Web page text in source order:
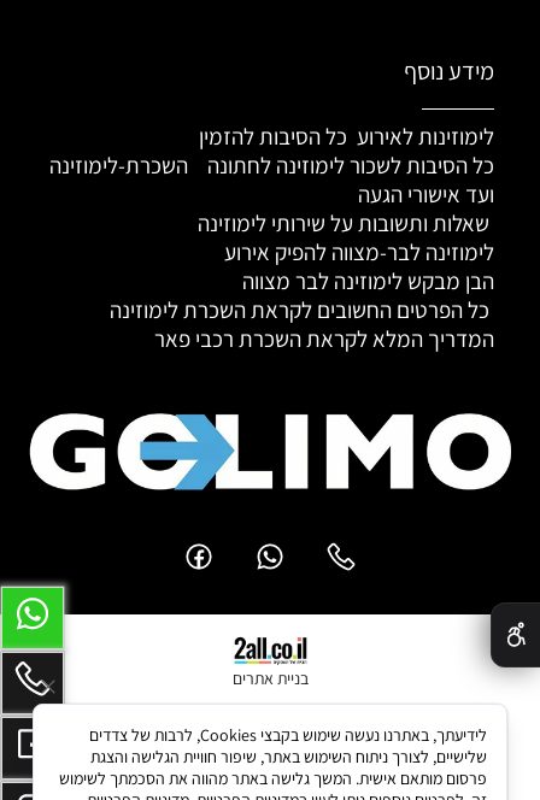
מידע נוסף
לימוזינות לאירוע כל הסיבות להזמין
כל הסיבות לשכור לימוזינה לחתונה
השכרת-לימוזינה
ועד אישורי הגעה
שאלות ותשובות על שירותי לימוזינה
לימוזינה לבר-מצווה להפיק אירוע
הבן מבקש לימוזינה לבר מצווה
כל הפרטים החשובים לקראת השכרת לימוזינה
המדריך המלא לקראת השכרת רכבי פאר
בניית אתרים
לידיעתך, באתרנו נעשה שימוש בקבצי Cookies, לרבות של צדדים
שלישיים, לצורך ניתוח השימוש באתר, שיפור חוויית הגלישה והצגת
פרסום מותאם אישית. המשך גלישה באתר מהווה את הסכמתך לשימוש